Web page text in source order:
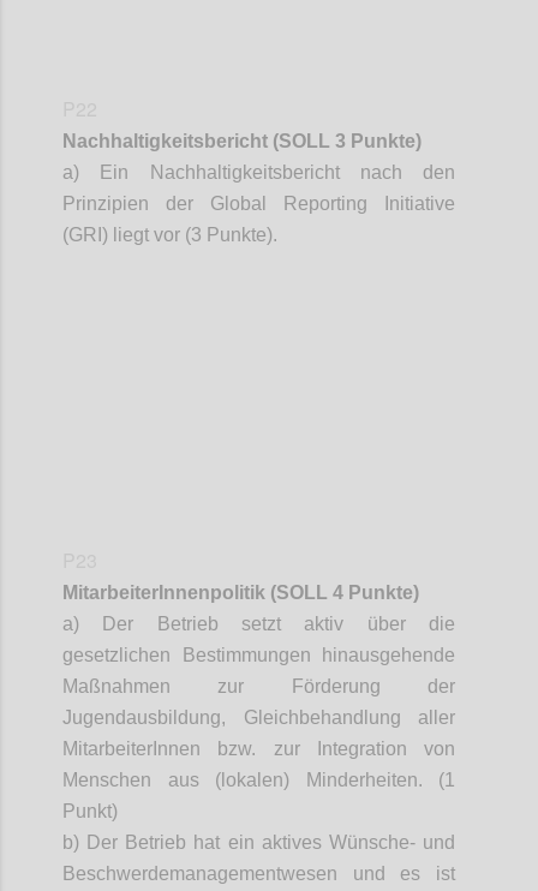
Nachhaltigkeitsbericht (SOLL 3 Punkte)
a) Ein Nachhaltigkeitsbericht nach den
Prinzipien der Global Reporting Initiative
(GRI) liegt vor (3 Punkte).
MitarbeiterInnenpolitik (SOLL 4 Punkte)
a) Der Betrieb setzt aktiv über die
gesetzlichen Bestimmungen hinausgehende
Maßnahmen zur Förderung der
Jugendausbildung, Gleichbehandlung aller
MitarbeiterInnen bzw. zur Integration von
Menschen aus (lokalen) Minderheiten. (1
Punkt)
b) Der Betrieb hat ein aktives Wünsche- und
Beschwerdemanagementwesen und es ist